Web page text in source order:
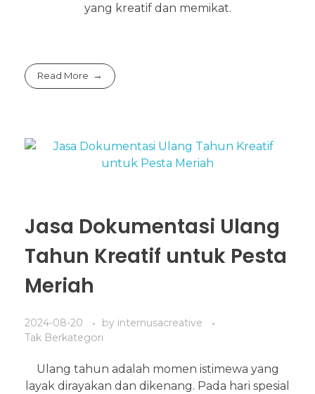
yang kreatif dan memikat.
Read More
Jasa Dokumentasi Ulang
Tahun Kreatif untuk Pesta
Meriah
2024-08-20 by internusacreative
Tak Berkategori
Ulang tahun adalah momen istimewa yang
layak dirayakan dan dikenang. Pada hari spesial